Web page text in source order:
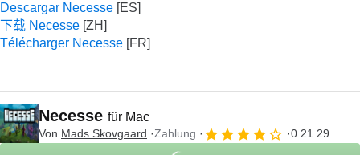
Descargar Necesse
下载 Necesse
Télécharger Necesse
Necesse für Mac
Von Mads Skovgaard Zahlung 0.21.29